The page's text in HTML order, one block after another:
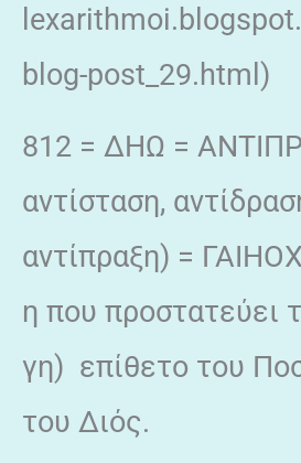
blog-post_29.html)
812 = ΔΗΩ =
αντίσταση,
αντίπραξη) =
η που προστατεύει
γη) επίθετο του
του Διός.